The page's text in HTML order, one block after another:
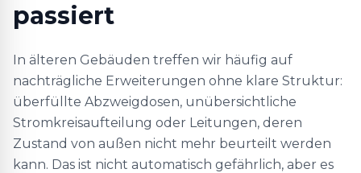
passiert
In älteren Gebäuden treffen wir häufig auf
nachträgliche Erweiterungen ohne klare Struktur:
überfüllte Abzweigdosen, unübersichtliche
Stromkreisaufteilung oder Leitungen, deren
Zustand von außen nicht mehr beurteilt werden
kann. Das ist nicht automatisch gefährlich, aber es